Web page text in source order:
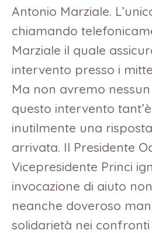
Antonio Marziale.
chiamando
Marziale il quale
intervento presso i
Ma non avremo
questo intervento
inutilmente una
arrivata. Il Presidente
Vicepresidente Princi
invocazione di aiuto
neanche doveroso
solidarietà nei